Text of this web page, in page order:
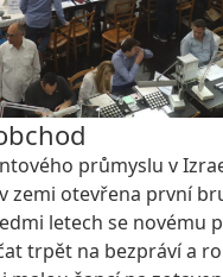
průmyslu v
zemi otevřena první
letech se novému
trpět na bezpráví a